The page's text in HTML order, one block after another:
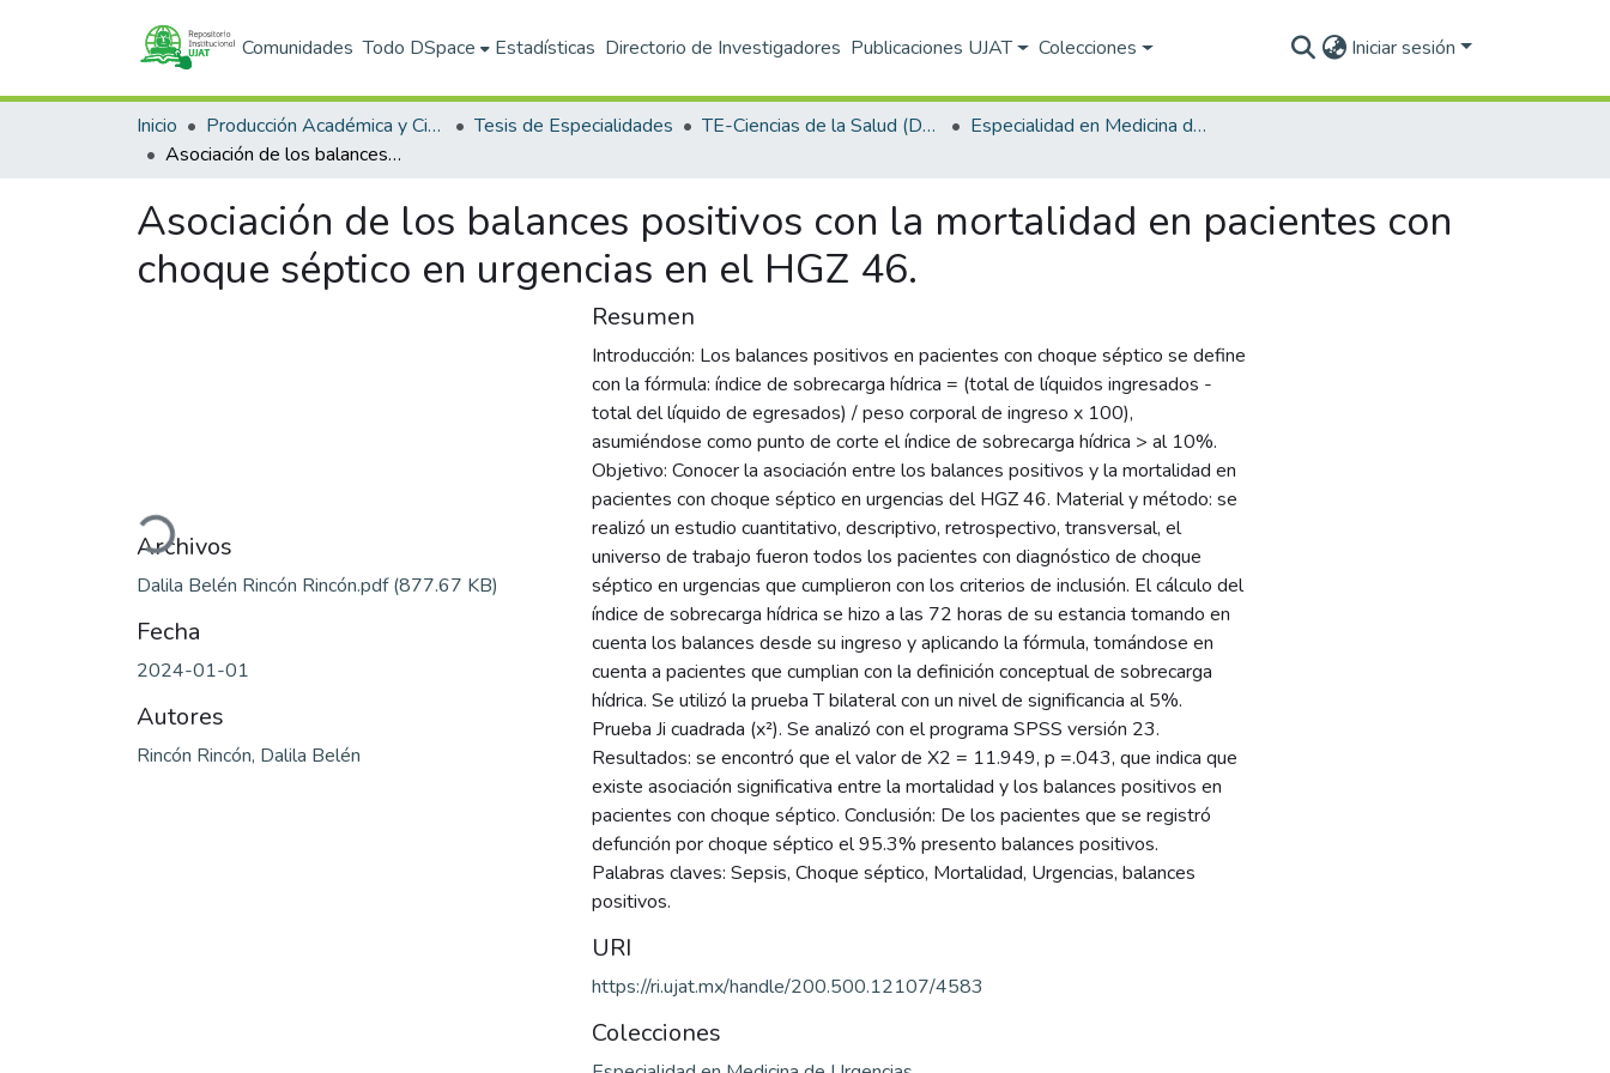
Comunidades Todo DSpace Estadísticas Directorio de Investigadores Publicaciones UJAT Colecciones Iniciar sesión
Inicio Producción Académica y Científica Tesis de Especialidades TE-Ciencias de la Salud (DACS)
Especialidad en Medicina de Urgencias
Asociación de los balances positivos con la mortalidad en pacientes con choque séptico en urgencias en el HGZ 46.
Asociación de los balances positivos con la mortalidad en pacientes con
choque séptico en urgencias en el HGZ 46.
Cargando...
Archivos
Dalila Belén Rincón Rincón.pdf(877.67 KB)
Fecha
2024-01-01
Autores
Rincón Rincón, Dalila Belén
Resumen
Introducción: Los balances positivos en pacientes con choque séptico se define
con la fórmula: índice de sobrecarga hídrica = (total de líquidos ingresados -
total del líquido de egresados) / peso corporal de ingreso x 100),
asumiéndose como punto de corte el índice de sobrecarga hídrica > al 10%.
Objetivo: Conocer la asociación entre los balances positivos y la mortalidad en
pacientes con choque séptico en urgencias del HGZ 46. Material y método: se
realizó un estudio cuantitativo, descriptivo, retrospectivo, transversal, el
universo de trabajo fueron todos los pacientes con diagnóstico de choque
séptico en urgencias que cumplieron con los criterios de inclusión. El cálculo del
índice de sobrecarga hídrica se hizo a las 72 horas de su estancia tomando en
cuenta los balances desde su ingreso y aplicando la fórmula, tomándose en
cuenta a pacientes que cumplian con la definición conceptual de sobrecarga
hídrica. Se utilizó la prueba T bilateral con un nivel de significancia al 5%.
Prueba Ji cuadrada (x²). Se analizó con el programa SPSS versión 23.
Resultados: se encontró que el valor de X2 = 11.949, p =.043, que indica que
existe asociación significativa entre la mortalidad y los balances positivos en
pacientes con choque séptico. Conclusión: De los pacientes que se registró
defunción por choque séptico el 95.3% presento balances positivos.
Palabras claves: Sepsis, Choque séptico, Mortalidad, Urgencias, balances
positivos.
URI
https://ri.ujat.mx/handle/200.500.12107/4583
Colecciones